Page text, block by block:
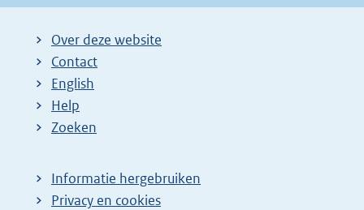
Over deze website
Contact
English
Help
Zoeken
Informatie hergebruiken
Privacy en cookies